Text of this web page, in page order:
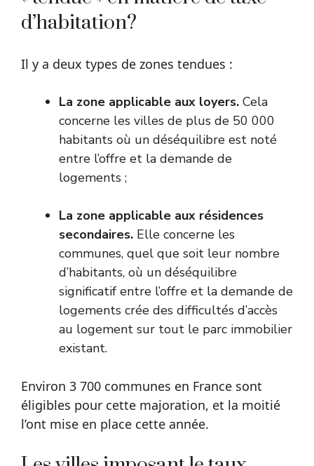
d’habitation?
Il y a deux types de zones tendues :
La zone applicable aux loyers. Cela
concerne les villes de plus de 50 000
habitants où un déséquilibre est noté
entre l’offre et la demande de
logements ;
La zone applicable aux résidences
secondaires. Elle concerne les
communes, quel que soit leur nombre
d’habitants, où un déséquilibre
significatif entre l’offre et la demande de
logements crée des difficultés d’accès
au logement sur tout le parc immobilier
existant.
Environ 3 700 communes en France sont
éligibles pour cette majoration, et la moitié
l’ont mise en place cette année.